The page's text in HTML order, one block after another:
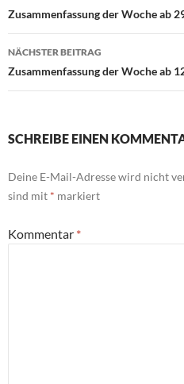
Zusammenfassung der Woche ab
NÄCHSTER BEITRAG
Zusammenfassung der Woche ab
SCHREIBE EINEN
Deine E-Mail-Adresse wird nicht
sind mit * markiert
Kommentar *